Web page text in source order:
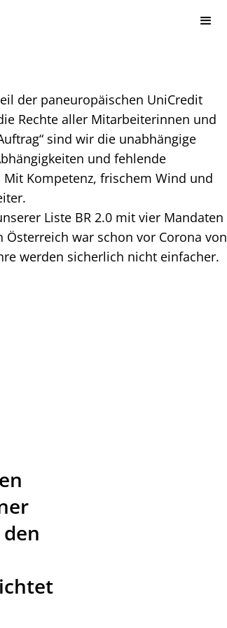
der paneuropäischen UniCredit
Rechte aller Mitarbeiterinnen und
sind wir die unabhängige
und fehlende
Kompetenz, frischem Wind und
Liste BR 2.0 mit vier Mandaten
war schon vor Corona von
werden sicherlich nicht einfacher.